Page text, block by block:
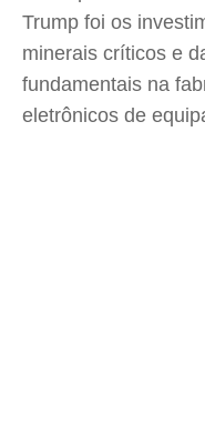
Trump foi os
minerais críticos e
fundamentais na
eletrônicos de